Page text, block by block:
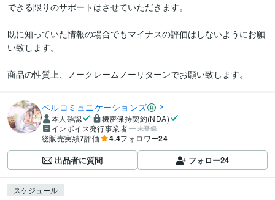
できる限りのサポートはさせていただきます。
既に知っていた情報の場合でもマイナスの評価はしないようにお願
い致します。
商品の性質上、ノークレームノーリターンでお願い致します。
ベルコミュニケーションズ
本人確認
機密保持契約(NDA)
インボイス発行事業者
未登録
総販売実績7評価 4.4フォロワー24
出品者に質問 フォロー24
スケジュール